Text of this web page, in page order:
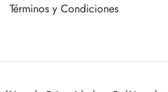
Términos y Condiciones